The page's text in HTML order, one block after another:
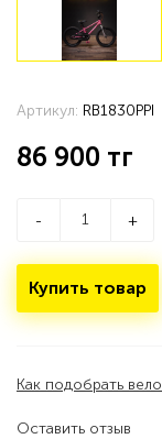
Оставить отзыв
Артикул: RB1830PPI
86 900 тг
- +
Купить товар
Как подобрать